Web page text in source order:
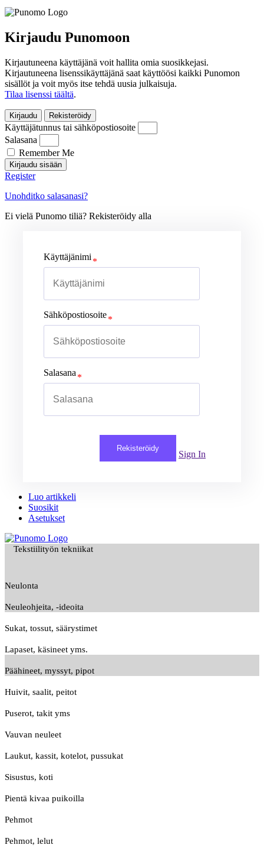
Kirjaudu Punomoon
Kirjautuneena käyttäjänä voit hallita omia suosikkejasi.
Kirjautuneena lisenssikäyttäjänä saat käyttöösi kaikki Punomon
sisällöt ja voit myös itse tehdä uusia julkaisuja.
Tilaa lisenssi täältä.
Kirjaudu Rekisteröidy
Käyttäjätunnus tai sähköpostiosoite
Salasana
Remember Me
Kirjaudu sisään
Register
Unohditko salasanasi?
Ei vielä Punomo tiliä? Rekisteröidy alla
Käyttäjänimi
Sähköpostiosoite
Salasana
Rekisteröidy
Sign In
Luo artikkeli
Suosikit
Asetukset
Tekstiilityön tekniikat
Neulonta
Neuleohjeita, -ideoita
Sukat, tossut, säärystimet
Lapaset, käsineet yms.
Päähineet, myssyt, pipot
Huivit, saalit, peitot
Puserot, takit yms
Vauvan neuleet
Laukut, kassit, kotelot, pussukat
Sisustus, koti
Pientä kivaa puikoilla
Pehmot
Pehmot, lelut